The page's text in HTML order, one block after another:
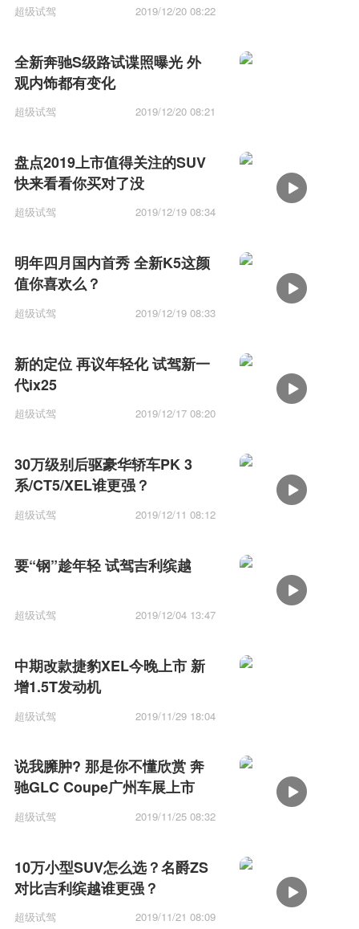
超级试驾 2019/12/20 08:22
全新奔驰S级路试谍照曝光 外
观内饰都有变化
超级试驾 2019/12/20 08:21
盘点2019上市值得关注的SUV
快来看看你买对了没
超级试驾 2019/12/19 08:34
明年四月国内首秀 全新K5这颜
值你喜欢么？
超级试驾 2019/12/19 08:33
新的定位 再议年轻化 试驾新一
代ix25
超级试驾 2019/12/17 08:20
30万级别后驱豪华轿车PK 3
系/CT5/XEL谁更强？
超级试驾 2019/12/11 08:12
要“钢”趁年轻 试驾吉利缤越
超级试驾 2019/12/04 13:47
中期改款捷豹XEL今晚上市 新
增1.5T发动机
超级试驾 2019/11/29 18:04
说我臃肿? 那是你不懂欣赏 奔
驰GLC Coupe广州车展上市
超级试驾 2019/11/25 08:32
10万小型SUV怎么选？名爵ZS
对比吉利缤越谁更强？
超级试驾 2019/11/21 08:09